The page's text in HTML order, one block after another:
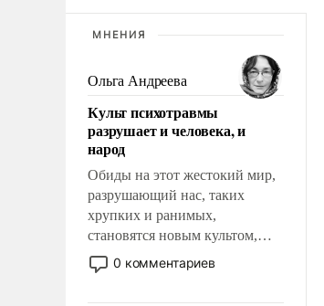
МНЕНИЯ
Ольга Андреева
Культ психотравмы
разрушает и человека, и
народ
Обиды на этот жестокий мир,
разрушающий нас, таких
хрупких и ранимых,
становятся новым культом,
постепенно вытесняя и
отменяя традиционное
0 комментариев